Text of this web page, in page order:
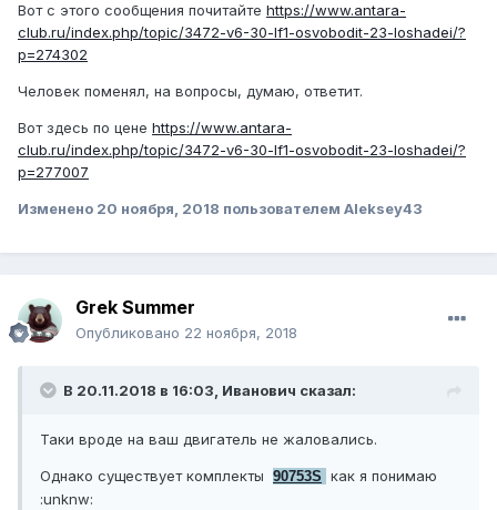
Вот с этого сообщения почитайте https://www.antara-
club.ru/index.php/topic/3472-v6-30-lf1-osvobodit-23-loshadei/?
p=274302
Человек поменял, на вопросы, думаю, ответит.
Вот здесь по цене https://www.antara-
club.ru/index.php/topic/3472-v6-30-lf1-osvobodit-23-loshadei/?
p=277007
Изменено 20 ноября, 2018 пользователем Aleksey43
Grek Summer
Опубликовано 22 ноября, 2018
В 20.11.2018 в 16:03, Иванович сказал:
Таки вроде на ваш двигатель не жаловались.
Однако существует комплекты 90753S как я понимаю
:unknw: